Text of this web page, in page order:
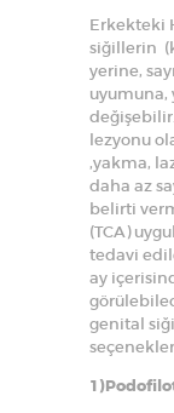
Erkekteki
siğillerin
yerine,
uyumuna,
lezyonu
,yakma,
daha az
belirti
(TCA)
tedavi
ay
genital